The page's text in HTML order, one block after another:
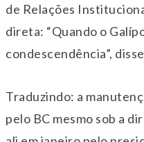
de Relações
direta: “Quando o
condescendência”,
Traduzindo: a
pelo BC mesmo sob a